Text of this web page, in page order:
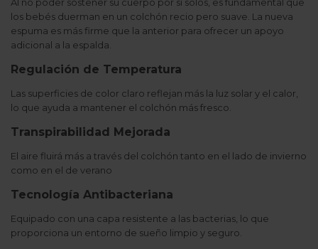
los bebés duerman en un colchón recio pero suave. La nueva
espuma es más firme que la anterior para ofrecer un apoyo
adicional a la espalda.
Regulación de Temperatura
Las superficies de color claro reflejan más la luz solar y el calor,
lo que ayuda a mantener el colchón más fresco.
Transpirabilidad Mejorada
El aire fluirá más a través del colchón tanto en el lado de invierno
como en el de verano
Tecnología Antibacteriana
Equipado con una capa resistente a las bacterias, lo que
proporciona un entorno de sueño limpio y seguro.